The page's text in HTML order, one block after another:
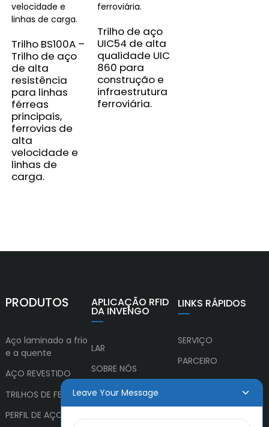
Trilho BS100A –
Trilho de aço
de alta
resistência
para linhas
férreas
principais,
ferrovias de
alta
velocidade e
linhas de
carga.
Trilho de aço
UIC54 de alta
qualidade UIC
860 para
construção e
infraestrutura
ferroviária.
PRODUTOS
Aço laminado a frio
e a quente
AÇO REVESTIDO
TRILHOS DE FERROVIA
PERFIL DE AÇO
APLICAÇÃO RFID
DA INVENGO
LAR
SOBRE NÓS
PRODUTOS
NOTÍCIAS
LINKS RÁPIDOS
SERVIÇO
PARCEIRO
CULTURA
Leave Your Message